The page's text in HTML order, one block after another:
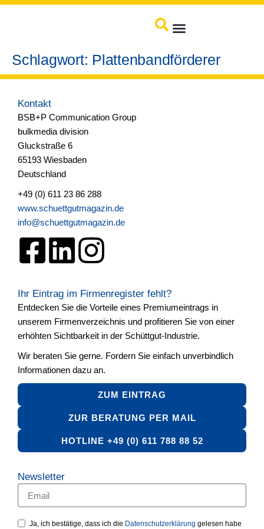
Schlagwort: Plattenbandförderer
Kontakt
BSB+P Communication Group
bulkmedia division
Gluckstraße 6
65193 Wiesbaden
Deutschland
+49 (0) 611 23 86 288
www.schuettgutmagazin.de
info@schuettgutmagazin.de
Ihr Eintrag im Firmenregister fehlt?
Entdecken Sie die Vorteile eines Premiumeintrags in
unserem Firmenverzeichnis und profitieren Sie von einer
erhöhten Sichtbarkeit in der Schüttgut-Industrie.
Wir beraten Sie gerne. Fordern Sie einfach unverbindlich
Informationen dazu an.
ZUM EINTRAG
ZUR BERATUNG PER MAIL
HOTLINE +49 (0) 611 788 88 52
Newsletter
Ja, ich bestätige, dass ich die Datenschutzerklärung gelesen habe